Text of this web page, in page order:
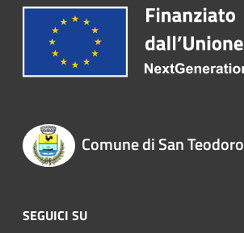
Comune di San Teodoro
SEGUICI SU